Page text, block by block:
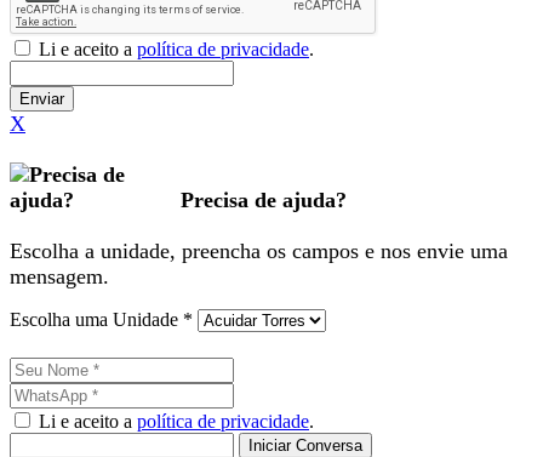
Li e aceito a política de privacidade.
Enviar
X
Precisa de ajuda?
Escolha a unidade, preencha os campos e nos envie uma
mensagem.
Escolha uma Unidade *
Li e aceito a política de privacidade.
Iniciar Conversa